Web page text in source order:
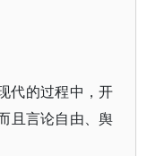
代的过程中，开
且言论自由、舆